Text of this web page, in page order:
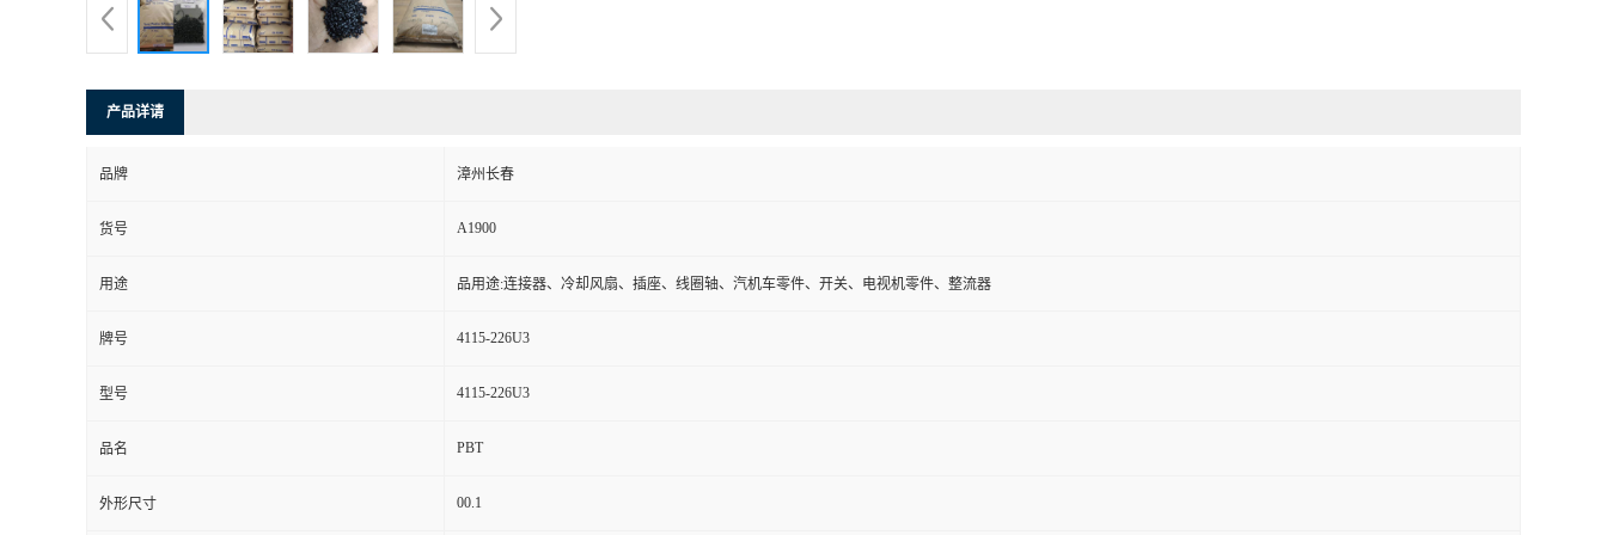
产品详请
品牌 漳州长春
货号 A1900
用途 品用途:连接器、冷却风扇、插座、线圈轴、汽机车零件、开关、电视机零件、整流器
牌号 4115-226U3
型号 4115-226U3
品名 PBT
外形尺寸 00.1